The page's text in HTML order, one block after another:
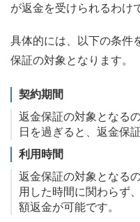
が返金を受けられるわけ
具体的には、以下の条件
保証の対象となります。
契約期間
返金保証の対象となる
日を過ぎると、返金保
利用時間
返金保証の対象となる
用した時間に関わらず
額返金が可能です。